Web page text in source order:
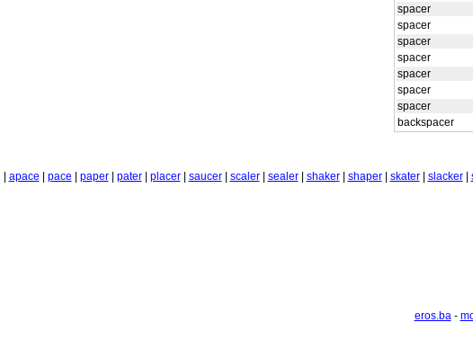
spacer
spacer
spacer
spacer
spacer
spacer
spacer
backspacer
apace pace paper| pater| placer| saucer| scaler| sealer| shaker| shaper| skater| slacker|
eros.ba-